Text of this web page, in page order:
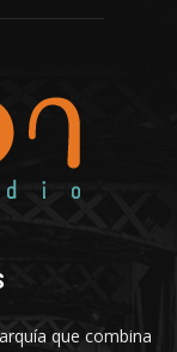
que combina